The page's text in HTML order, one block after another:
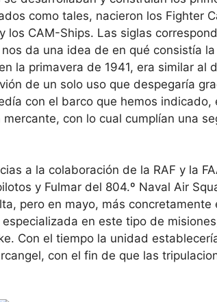
como tales, nacieron los Fighter
los CAM-Ships. Las siglas
da una idea de en qué consistía
la primavera de 1941, era similar al
de un solo uso que despegaría
con el barco que hemos indicado,
con lo cual cumplían una
a la colaboración de la RAF y la
y Fulmar del 804.º Naval Air
pero en mayo, más concretamente
en este tipo de
Con el tiempo la unidad
con el fin de que las